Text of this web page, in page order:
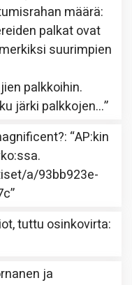
määrä:
palkat ovat
suurimpien
palkkoihin.
järki palkkojen…”
: “AP:kin
a/93bb923e-
”
tuttu osinkovirta:
ja